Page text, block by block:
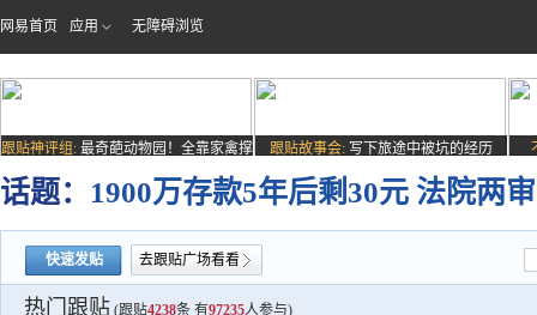
网易首页 应用 无障碍浏览
跟贴神评组: 最奇葩动物园！全靠家禽撑
跟贴故事会: 写下旅途中被坑的经历
话题： 1900万存款5年后剩30元 法院两
快速发贴 去跟贴广场看看
热门跟贴 (跟贴4238条 有97235人参与)